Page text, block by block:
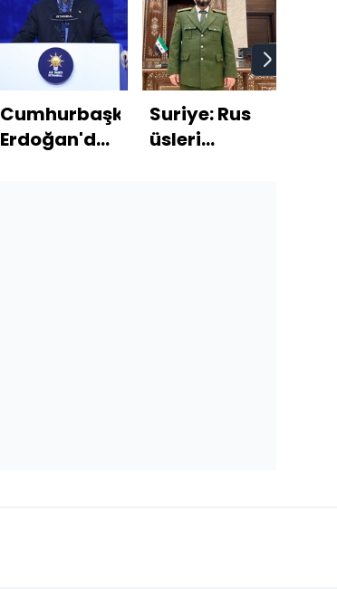
Cumhurbaşkanı
Erdoğan'dan
Suriye: Rus
üsleri